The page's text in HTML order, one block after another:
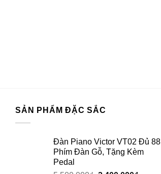
SẢN PHẨM ĐẶC SẮC
Đàn Piano Victor VT02 Đủ 88
Phím Đàn Gỗ, Tặng Kèm
Pedal